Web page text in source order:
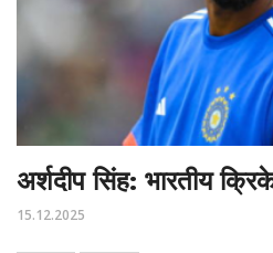
अर्शदीप सिंह: भारतीय
15.12.2025